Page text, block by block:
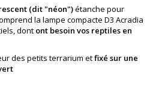
(dit "néon")étanche pour
la lampe compacte D3 Acradia
dont ont besoin vos reptiles en
des petits terrarium etfixé sur une